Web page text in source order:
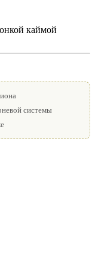
каймой
системы